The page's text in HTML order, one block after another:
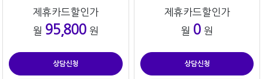
제휴카드할인가
월 95,800원
상담신청
제휴카드할인가
월 0 원
상담신청